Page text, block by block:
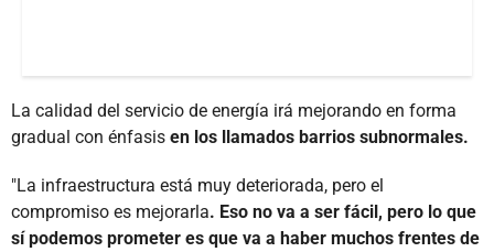
La calidad del servicio de energía irá mejorando en forma
gradual con énfasis en los llamados barrios subnormales.
"La infraestructura está muy deteriorada, pero el
compromiso es mejorarla. Eso no va a ser fácil, pero lo que
sí podemos prometer es que va a haber muchos frentes de